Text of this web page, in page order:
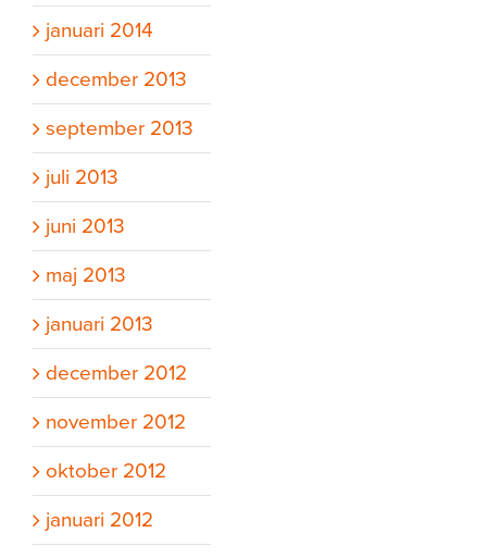
januari 2014
december 2013
september 2013
juli 2013
juni 2013
maj 2013
januari 2013
december 2012
november 2012
oktober 2012
januari 2012